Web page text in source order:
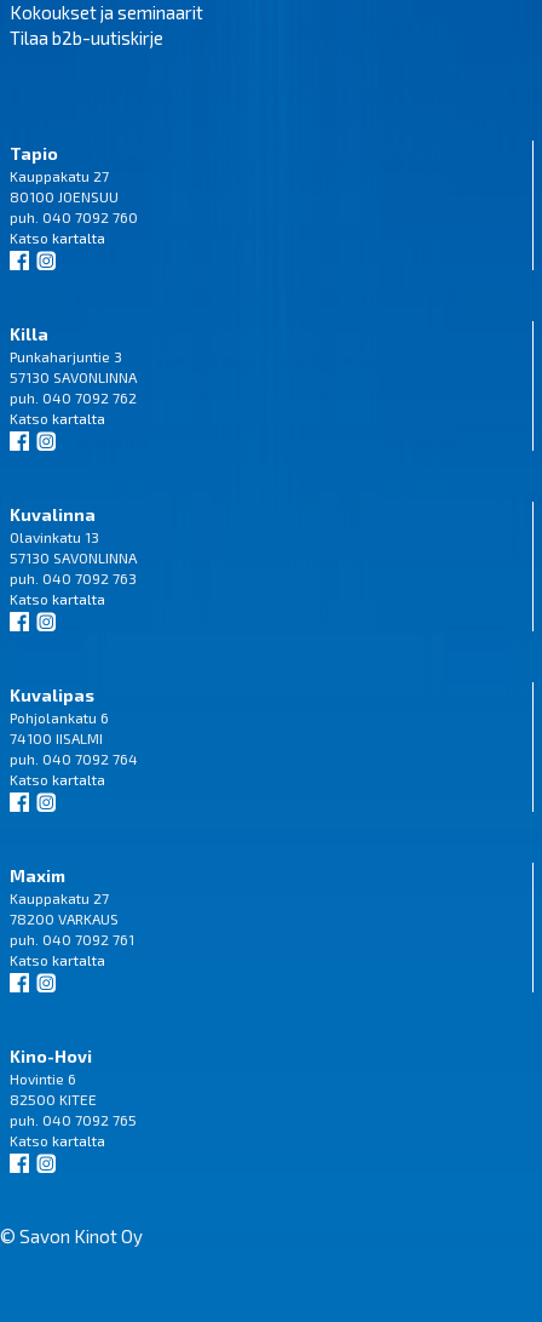
Kokoukset ja seminaarit
Tilaa b2b-uutiskirje
Tapio
Kauppakatu 27
80100 JOENSUU
puh. 040 7092 760
Katso kartalta
Killa
Punkaharjuntie 3
57130 SAVONLINNA
puh. 040 7092 762
Katso kartalta
Kuvalinna
Olavinkatu 13
57130 SAVONLINNA
puh. 040 7092 763
Katso kartalta
Kuvalipas
Pohjolankatu 6
74100 IISALMI
puh. 040 7092 764
Katso kartalta
Maxim
Kauppakatu 27
78200 VARKAUS
puh. 040 7092 761
Katso kartalta
Kino-Hovi
Hovintie 6
82500 KITEE
puh. 040 7092 765
Katso kartalta
© Savon Kinot Oy